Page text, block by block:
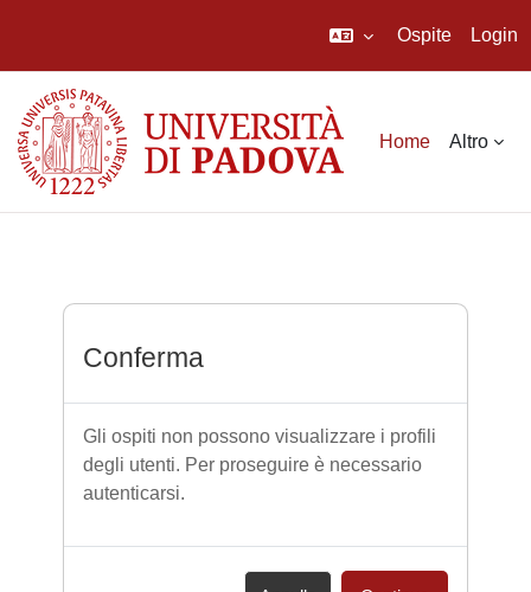
Ospite Login
Home Altro
Conferma
Gli ospiti non possono visualizzare i profili
degli utenti. Per proseguire è necessario
autenticarsi.